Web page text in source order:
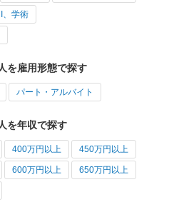
、学術
を雇用形態で探す
パート・アルバイト
を年収で探す
400万円以上 450万円以上
600万円以上 650万円以上